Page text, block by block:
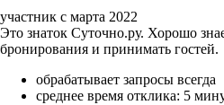
участник с марта 2022
Это знаток Суточно.ру. Хорошо
бронирования и принимать гостей.
обрабатывает запросы всегда
среднее время отклика: 5